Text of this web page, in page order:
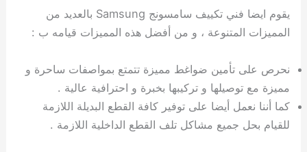
يقوم ايضا فني تكييف سامسونج Samsung بالعديد من
المميزات المتنوعة ، و من أفضل هذه المميزات قيامه ب :
نحرص على تأمين ضواغط مميزة تتمتع بمواصفات ساحرة و
مميزة مع توصيلها و تركيبها بخبرة و احترافية عالية .
كما أننا نعمل أيضا على توفير كافة القطع البديلة اللازمة
للقيام بحل جميع مشاكل تلف القطع الداخلية اللازمة .